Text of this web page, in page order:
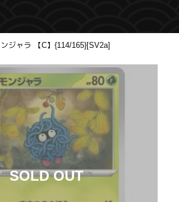
ジャラ 【C】{114/165}[SV2a]